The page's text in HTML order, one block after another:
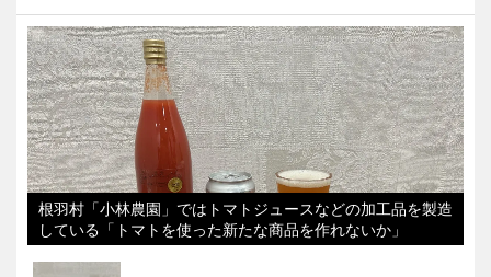
根羽村「小林農園」ではトマトジュースなどの加工品を製造
している「トマトを使った新たな商品を作れないか」